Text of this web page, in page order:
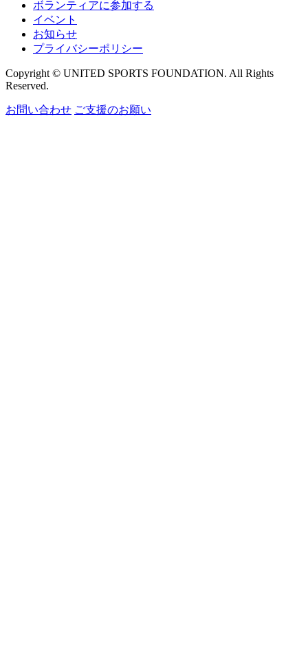
ボランティアに参加する
イベント
お知らせ
プライバシーポリシー
Copyright © UNITED SPORTS FOUNDATION. All Rights
Reserved.
お問い合わせ ご支援のお願い